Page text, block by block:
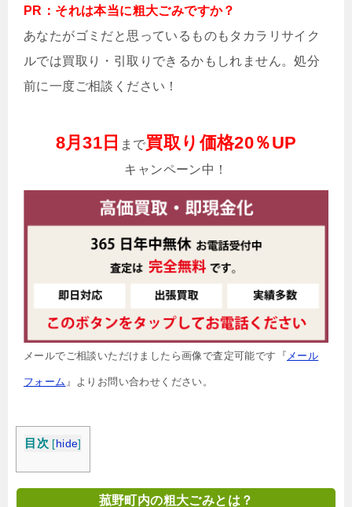
PR：それは本当に粗大ごみですか？
あなたがゴミだと思っているものもタカラリサイク
ルでは買取り・引取りできるかもしれません。処分
前に一度ご相談ください！
8月31日 まで買取り価格20％UP
キャンペーン中！
メールでご相談いただけましたら画像で査定可能です『 メール
フォーム 』よりお問い合わせください。
目次 [ hide]
菰野町内の粗大ごみとは？